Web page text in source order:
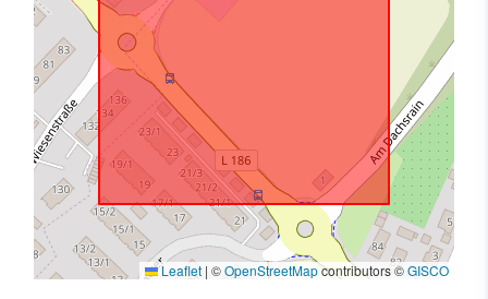
Leaflet | ©OpenStreetMapcontributors ©GISCO